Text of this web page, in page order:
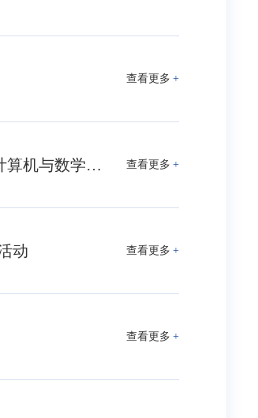
查看更多 +
【学术领航】数学科学学院、物理科学与技术学院联合MDPI计算机与数学期刊举办培训会：探寻学术论文发表的核心要诀，助力青年学者提升学术影响力 查看更多 +
动 查看更多 +
查看更多 +